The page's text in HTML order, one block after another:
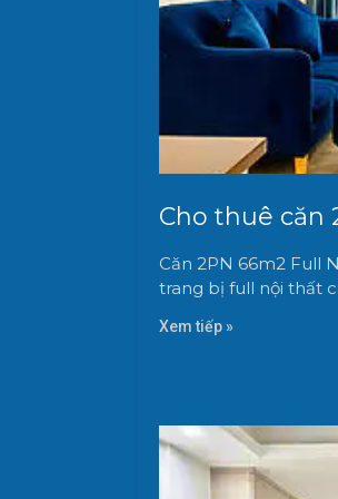
Cho thuê căn
Căn 2PN 66m2 Full
trang bị full nội thất
Xem tiếp »